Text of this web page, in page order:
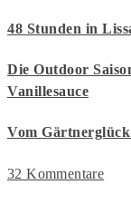
48 Stunden in
Die Outdoor
Vanillesauce
Vom
32 Kommentare